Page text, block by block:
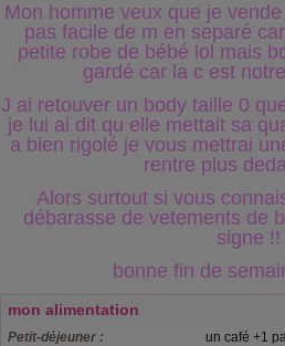
Mon homme veux que je
pas facile de m en separé
petite robe de bébé lol mais
gardé car la c est
J ai retouver un body taille 0
je lui ai dit qu elle mettait sa
a bien rigolé je vous mettrai
rentre plus
Alors surtout si vous
débarasse de vetements de
signe !!
bonne fin de
mon alimentation
Petit-déjeuner :
un café +1